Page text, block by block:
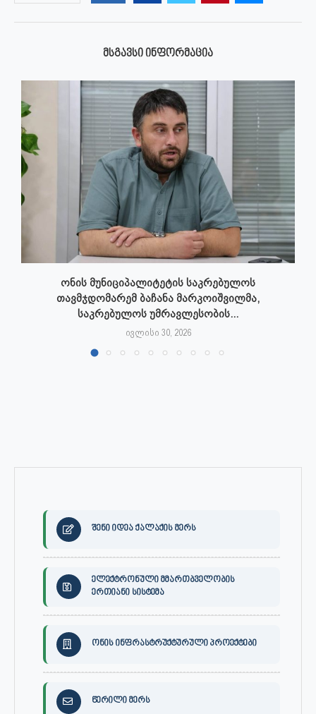
ᲛᲡᲒᲐᲕᲡᲘ ᲘᲜᲤᲝᲠᲛᲐᲪᲘᲐ
ონის მუნიციპალიტეტის საკრებულოს
თავმჯდომარემ ბაჩანა მარკოიშვილმა,
საკრებულოს უმრავლესობის...
ივლისი 30, 2026
შენი იდეა ქალაქის მერს
ელექტრონული მმართბველობის
ერთიანი სისტემა
ონის ინფრასტრუქტურული პროექტები
წერილი მერს